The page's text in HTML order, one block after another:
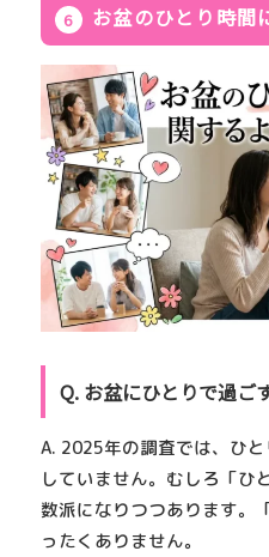
お盆のひとり時間
Q. お盆にひとりで過ご
A. 2025年の調査では、ひ
していません。むしろ「ひ
数派になりつつあります。
ったくありません。